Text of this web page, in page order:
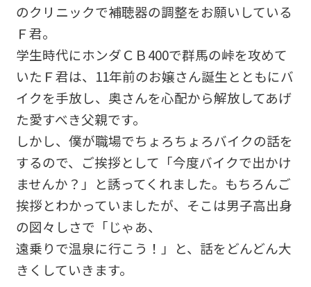
のクリニックで補聴器の調整をお願いしている
Ｆ君。
学生時代にホンダＣＢ400で群馬の峠を攻めて
いたＦ君は、11年前のお嬢さん誕生とともにバ
イクを手放し、奥さんを心配から解放してあげ
た愛すべき父親です。
しかし、僕が職場でちょろちょろバイクの話を
するので、ご挨拶として「今度バイクで出かけ
ませんか？」と誘ってくれました。もちろんご
挨拶とわかっていましたが、そこは男子高出身
の図々しさで「じゃあ、
遠乗りで温泉に行こう！」と、話をどんどん大
きくしていきます。